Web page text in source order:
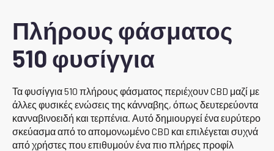
Πλήρους φάσματος
510 φυσίγγια
Τα φυσίγγια 510 πλήρους φάσματος περιέχουν CBD μαζί με
άλλες φυσικές ενώσεις της κάνναβης, όπως δευτερεύοντα
κανναβινοειδή και τερπένια. Αυτό δημιουργεί ένα ευρύτερο
σκεύασμα από το απομονωμένο CBD και επιλέγεται συχνά
από χρήστες που επιθυμούν ένα πιο πλήρες προφίλ